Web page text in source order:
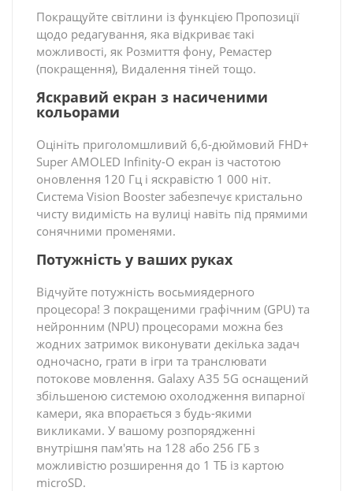
Покращуйте світлини із функцією Пропозиції
щодо редагування, яка відкриває такі
можливості, як Розмиття фону, Ремастер
(покращення), Видалення тіней тощо.
Яскравий екран з насиченими
кольорами
Оцініть приголомшливий 6,6-дюймовий FHD+
Super AMOLED Infinity-O екран із частотою
оновлення 120 Гц і яскравістю 1 000 ніт.
Система Vision Booster забезпечує кристально
чисту видимість на вулиці навіть під прямими
сонячними променями.
Потужність у ваших руках
Відчуйте потужність восьмиядерного
процесора! З покращеними графічним (GPU) та
нейронним (NPU) процесорами можна без
жодних затримок виконувати декілька задач
одночасно, грати в ігри та транслювати
потокове мовлення. Galaxy A35 5G оснащений
збільшеною системою охолодження випарної
камери, яка впорається з будь-якими
викликами. У вашому розпорядженні
внутрішня пам'ять на 128 або 256 ГБ з
можливістю розширення до 1 ТБ із картою
microSD.